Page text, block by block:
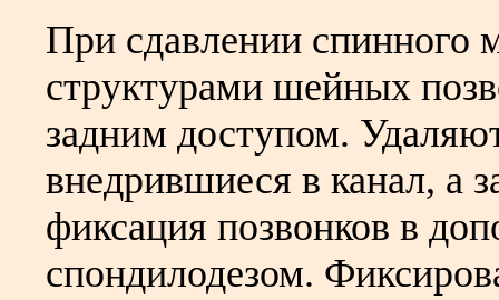
При сдавлении спинного
структурами шейных
задним доступом.
внедрившиеся в канал, а
фиксация позвонков в
спондилодезом.